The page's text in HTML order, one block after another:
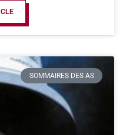
SOMMAIRES DES AS